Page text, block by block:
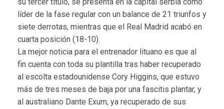
líder de la fase regular con un balance de 21 triunfos y
siete derrotas, mientras que el Real Madrid acabó en
cuarta posición (18-10).
La mejor noticia para el entrenador lituano es que al
fin cuenta con toda su plantilla tras haber recuperado
al escolta estadounidense Cory Higgins, que estuvo
más de tres meses de baja por una fascitis plantar, y
al australiano Dante Exum, ya recuperado de sus